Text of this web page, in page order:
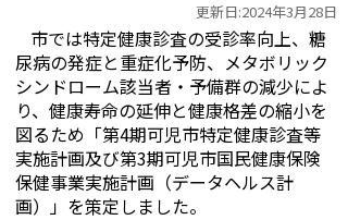
更新日:2024年3月28日
市では特定健康診査の受診率向上、糖
尿病の発症と重症化予防、メタボリック
シンドローム該当者・予備群の減少によ
り、健康寿命の延伸と健康格差の縮小を
図るため「第4期可児市特定健康診査等
実施計画及び第3期可児市国民健康保険
保健事業実施計画（データヘルス計
画）」を策定しました。